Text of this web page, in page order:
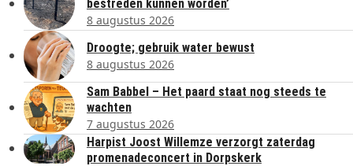
bestreden kunnen worden’
8 augustus 2026
Droogte; gebruik water bewust
8 augustus 2026
Sam Babbel – Het paard staat nog steeds te
wachten
7 augustus 2026
Harpist Joost Willemze verzorgt zaterdag
promenadeconcert in Dorpskerk